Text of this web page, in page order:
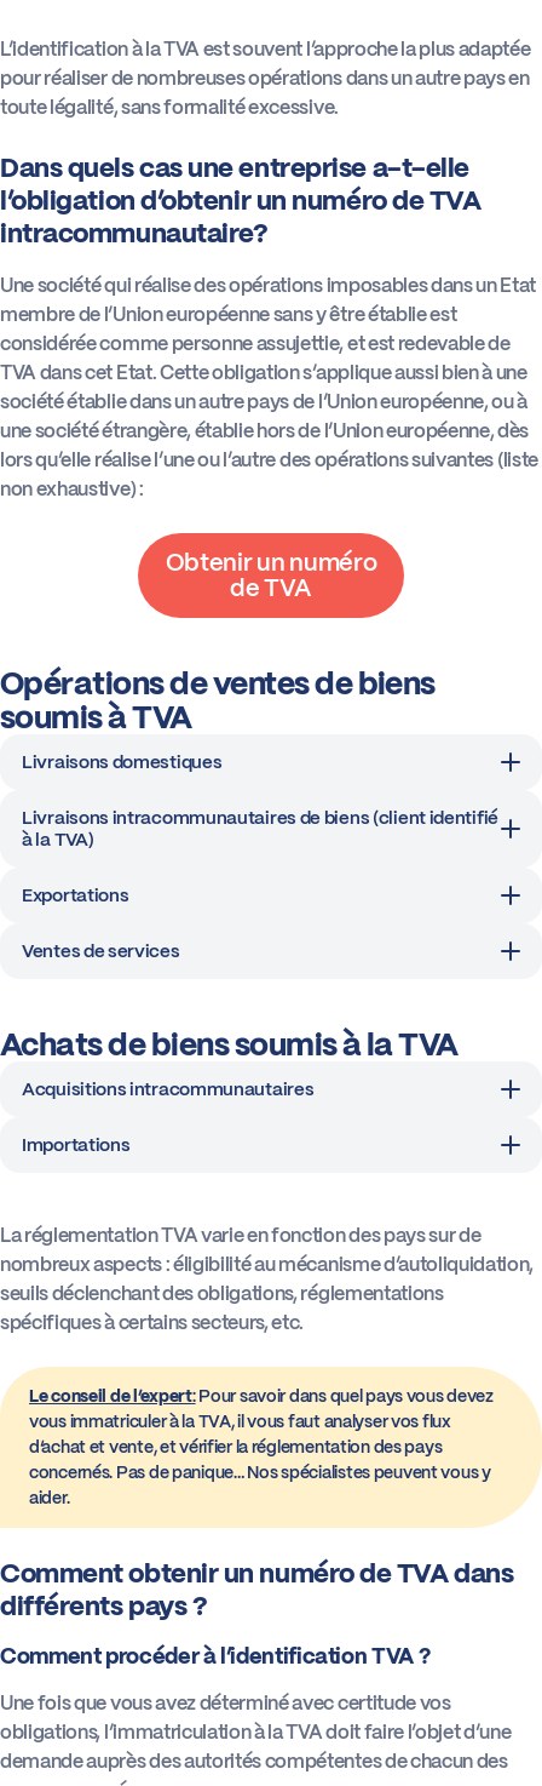
L’identification à la TVA est souvent l’approche la plus adaptée
pour réaliser de nombreuses opérations dans un autre pays en
toute légalité, sans formalité excessive.
Dans quels cas une entreprise a-t-elle
l’obligation d’obtenir un numéro de TVA
intracommunautaire?
Une société qui réalise des opérations imposables dans un Etat
membre de l’Union européenne sans y être établie est
considérée comme personne assujettie, et est redevable de
TVA dans cet Etat. Cette obligation s’applique aussi bien à une
société établie dans un autre pays de l’Union européenne, ou à
une société étrangère, établie hors de l’Union européenne, dès
lors qu’elle réalise l’une ou l’autre des opérations suivantes (liste
non exhaustive) :
Obtenir un numéro
de TVA
Opérations de ventes de biens
soumis à TVA
Livraisons domestiques
Livraisons intracommunautaires de biens (client identifié
à la TVA)
Exportations
Ventes de services
Achats de biens soumis à la TVA
Acquisitions intracommunautaires
Importations
La réglementation TVA varie en fonction des pays sur de
nombreux aspects : éligibilité au mécanisme d’autoliquidation,
seuils déclenchant des obligations, réglementations
spécifiques à certains secteurs, etc.
Le conseil de l’expert:Pour savoir dans quel pays vous devez
vous immatriculer à la TVA, il vous faut analyser vos flux
d’achat et vente, et vérifier la réglementation des pays
concernés. Pas de panique… Nos spécialistes peuvent vous y
aider.
Comment obtenir un numéro de TVA dans
différents pays ?
Comment procéder à l’identification TVA ?
Une fois que vous avez déterminé avec certitude vos
obligations, l’immatriculation à la TVA doit faire l’objet d’une
demande auprès des autorités compétentes de chacun des